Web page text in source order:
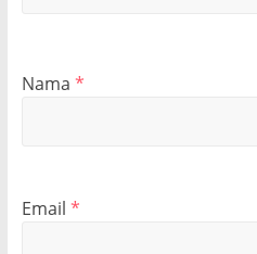
Nama *
Email *